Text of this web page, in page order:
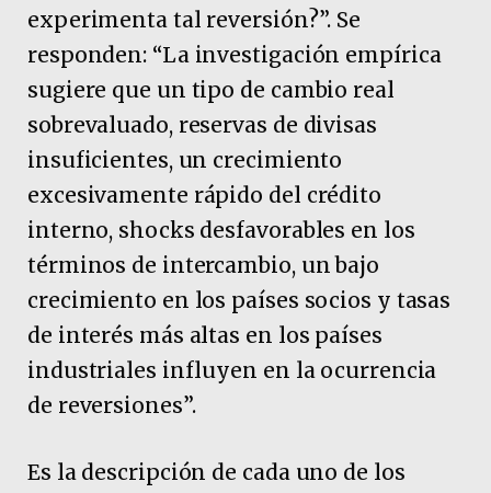
experimenta tal reversión?”. Se
responden: “La investigación empírica
sugiere que un tipo de cambio real
sobrevaluado, reservas de divisas
insuficientes, un crecimiento
excesivamente rápido del crédito
interno, shocks desfavorables en los
términos de intercambio, un bajo
crecimiento en los países socios y tasas
de interés más altas en los países
industriales influyen en la ocurrencia
de reversiones”.
Es la descripción de cada uno de los